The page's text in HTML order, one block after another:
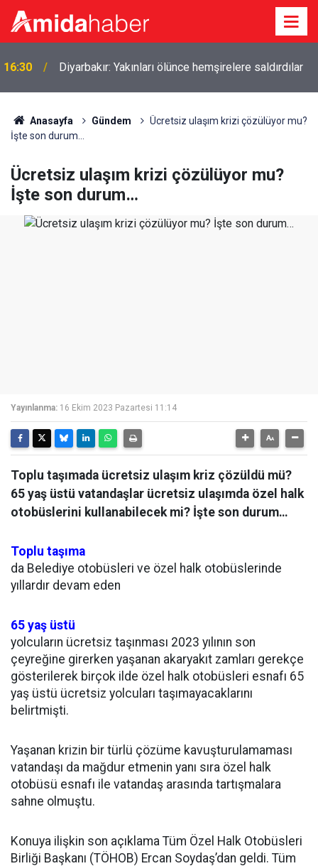
16:30 Diyarbakır: Yakınları ölünce hemşirelere saldırdılar
Anasayfa Gündem
Ücretsiz ulaşım krizi çözülüyor mu?
İşte son durum…
Ücretsiz ulaşım krizi çözülüyor mu?
İşte son durum…
Yayınlanma: 16 Ekim 2023 Pazartesi 11:14
Toplu taşımada ücretsiz ulaşım kriz çözüldü mü?
65 yaş üstü vatandaşlar ücretsiz ulaşımda özel halk
otobüslerini kullanabilecek mi? İşte son durum…
Toplu taşıma
da Belediye otobüsleri ve özel halk otobüslerinde
yıllardır devam eden
65 yaş üstü
yolcuların ücretsiz taşınması 2023 yılının son
çeyreğine girerken yaşanan akaryakıt zamları gerekçe
gösterilerek birçok ilde özel halk otobüsleri esnafı 65
yaş üstü ücretsiz yolcuları taşımayacaklarını
belirtmişti.
Yaşanan krizin bir türlü çözüme kavuşturulamaması
vatandaşı da mağdur etmenin yanı sıra özel halk
otobüsü esnafı ile vatandaş arasında tartışmalara
sahne olmuştu.
Konuya ilişkin son açıklama Tüm Özel Halk Otobüsleri
Birliği Başkanı (TÖHOB) Ercan Soydaş’dan geldi. Tüm